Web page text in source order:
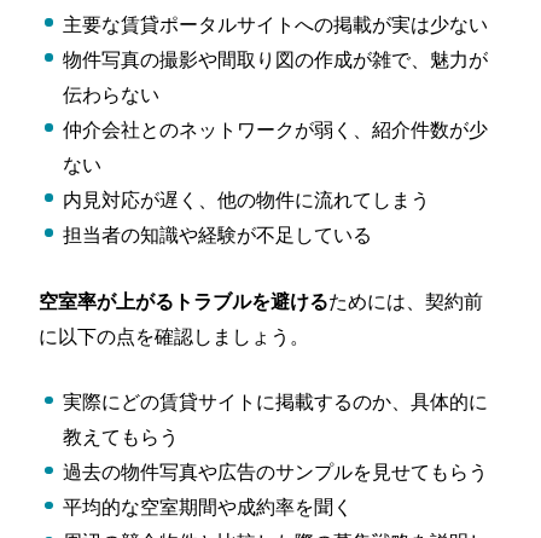
主要な賃貸ポータルサイトへの掲載が実は少ない
物件写真の撮影や間取り図の作成が雑で、魅力が
伝わらない
仲介会社とのネットワークが弱く、紹介件数が少
ない
内見対応が遅く、他の物件に流れてしまう
担当者の知識や経験が不足している
空室率が上がるトラブルを避けるためには、契約前
に以下の点を確認しましょう。
実際にどの賃貸サイトに掲載するのか、具体的に
教えてもらう
過去の物件写真や広告のサンプルを見せてもらう
平均的な空室期間や成約率を聞く